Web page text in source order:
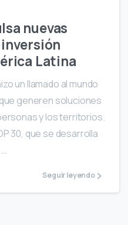
nuevas
Latina
un llamado al mundo
generen soluciones
y los territorios.
30, que se desarrolla
Seguir leyendo